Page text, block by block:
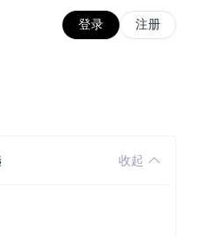
登录 注册
收起